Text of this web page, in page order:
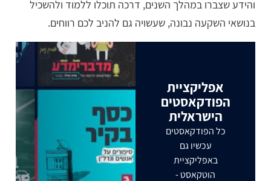
והידע שצברו במהלך השנים, דרכה תוכלו ללמוד ולהשכיל
בנושאי השקעה נבונה, שעשויה גם להניב לכם רווחים.
אפליקציית
הפודקאסטים
הישראלית
כל הפודקאסטים
עכשיו גם
באפליקציית
הוטקאסט -